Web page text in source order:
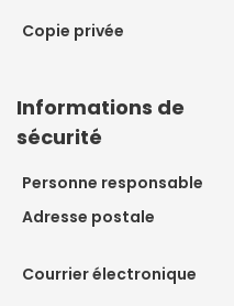
Copie privée
Informations de
sécurité
Personne responsable
Adresse postale
Courrier électronique